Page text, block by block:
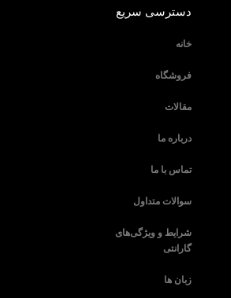
دسترسی سریع
خانه
فروشگاه
مقالات
درباره ما
تماس با ما
سوالات متداول
شرایط و ویژگی‌های
گارانتی
زبان ها